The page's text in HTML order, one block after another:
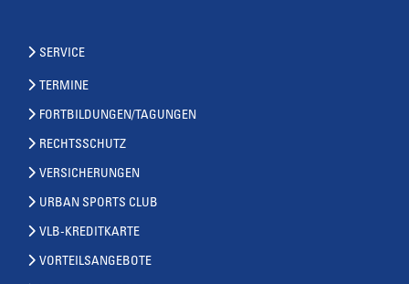
SERVICE
TERMINE
FORTBILDUNGEN/TAGUNGEN
RECHTSSCHUTZ
VERSICHERUNGEN
URBAN SPORTS CLUB
VLB-KREDITKARTE
VORTEILSANGEBOTE